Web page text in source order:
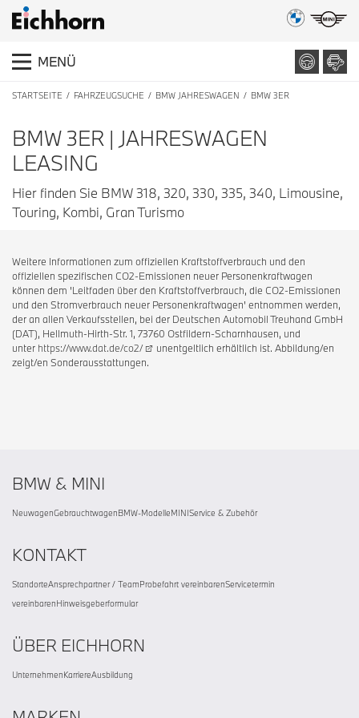
MENÜ
STARTSEITE FAHRZEUGSUCHE BMW JAHRESWAGEN BMW 3ER
BMW 3ER | JAHRESWAGEN
LEASING
Hier finden Sie BMW 318, 320, 330, 335, 340, Limousine,
Touring, Kombi, Gran Turismo
Weitere Informationen zum offiziellen Kraftstoffverbrauch und den
offiziellen spezifischen CO2-Emissionen neuer Personenkraftwagen
können dem 'Leitfaden über den Kraftstoffverbrauch, die CO2-Emissionen
und den Stromverbrauch neuer Personenkraftwagen' entnommen werden,
der an allen Verkaufsstellen, bei der Deutschen Automobil Treuhand GmbH
(DAT), Hellmuth-Hirth-Str. 1, 73760 Ostfildern-Scharnhausen, und
unter https://www.dat.de/co2/
unentgeltlich erhältlich ist. Abbildung/en
zeigt/en Sonderausstattungen.
BMW & MINI
NeuwagenGebrauchtwagenBMW-ModelleMINIService & Zubehör
KONTAKT
StandorteAnsprechpartner / TeamProbefahrt vereinbarenServicetermin
vereinbarenHinweisgeberformular
ÜBER EICHHORN
UnternehmenKarriereAusbildung